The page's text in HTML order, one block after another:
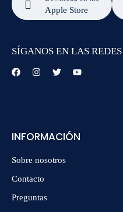
INFORMACIÓN
Sobre nosotros
Contacto
Preguntas
Apple Store
SÍGANOS EN LAS